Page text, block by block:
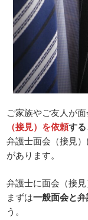
ご家族やご友人が
（接見）を依頼す
弁護士面会（接見
があります。
弁護士に面会（接
まずは一般面会と
う。